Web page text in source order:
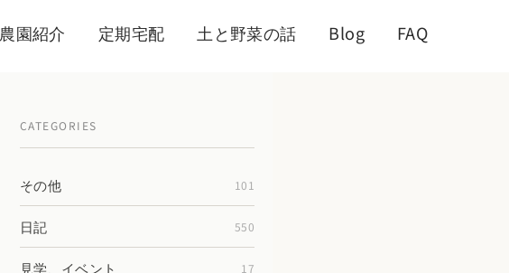
農園紹介 定期宅配 土と野菜の話 Blog FAQ
CATEGORIES
その他 101
日記 550
見学、イベント 17